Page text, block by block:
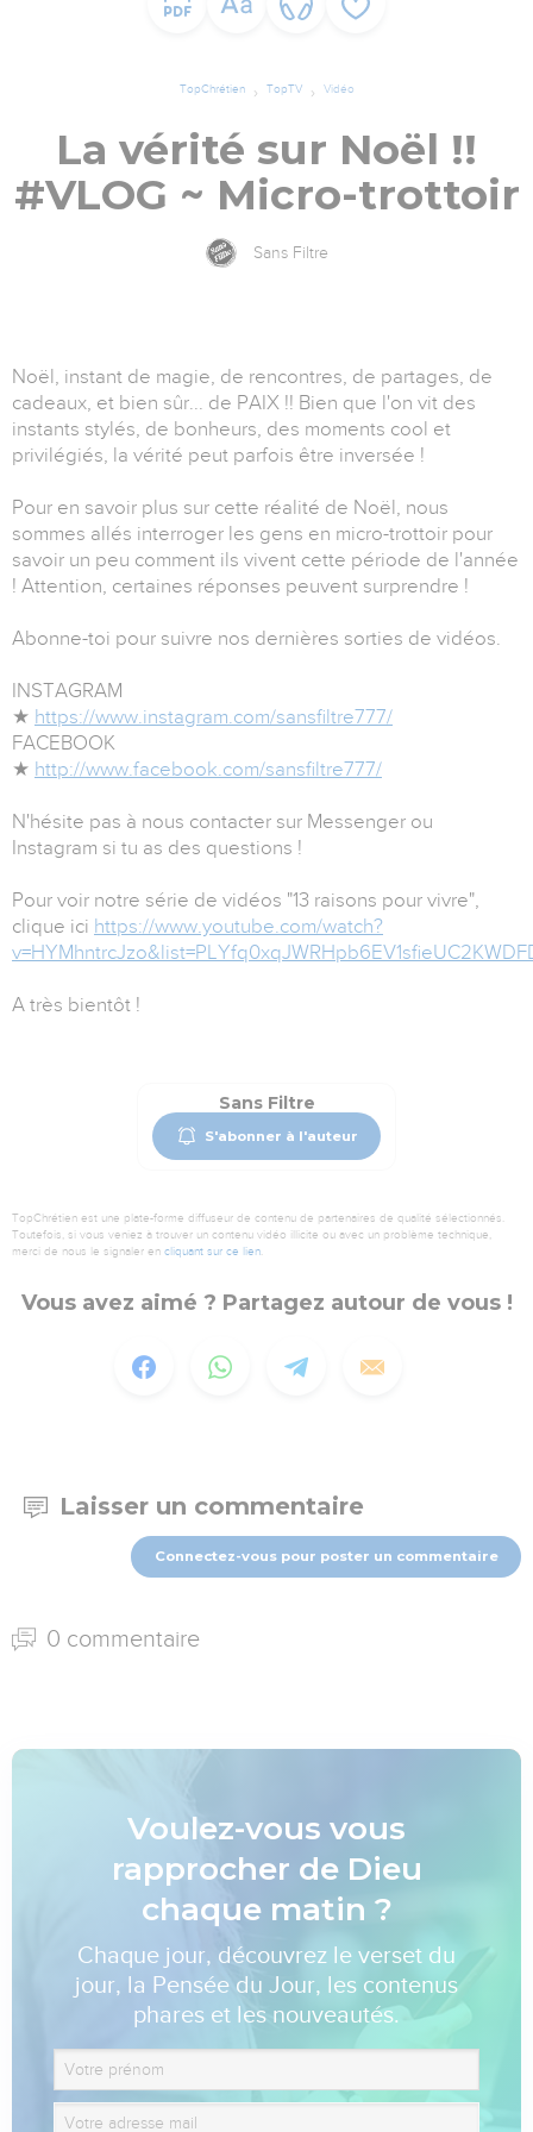
TopChrétien TopTV Vidéo
La vérité sur Noël !!
#VLOG ~ Micro-trottoir
Sans Filtre
Noël, instant de magie, de rencontres, de partages, de
cadeaux, et bien sûr... de PAIX !! Bien que l'on vit des
instants stylés, de bonheurs, des moments cool et
privilégiés, la vérité peut parfois être inversée !
Pour en savoir plus sur cette réalité de Noël, nous
sommes allés interroger les gens en micro-trottoir pour
savoir un peu comment ils vivent cette période de l'année
! Attention, certaines réponses peuvent surprendre !
Abonne-toi pour suivre nos dernières sorties de vidéos.
INSTAGRAM
★ https://www.instagram.com/sansfiltre777/
FACEBOOK
★ http://www.facebook.com/sansfiltre777/
N'hésite pas à nous contacter sur Messenger ou
Instagram si tu as des questions !
Pour voir notre série de vidéos "13 raisons pour vivre",
clique ici https://www.youtube.com/watch?
A très bientôt !
Sans Filtre
S'abonner à l'auteur
TopChrétien est une plate-forme diffuseur de contenu de partenaires de qualité sélectionnés.
Toutefois, si vous veniez à trouver un contenu vidéo illicite ou avec un problème technique,
merci de nous le signaler en cliquant sur ce lien.
Vous avez aimé ? Partagez autour de vous !
Laisser un commentaire
Connectez-vous pour poster un commentaire
0 commentaire
Voulez-vous vous
rapprocher de Dieu
chaque matin ?
Chaque jour, découvrez le verset du
jour, la Pensée du Jour, les contenus
phares et les nouveautés.